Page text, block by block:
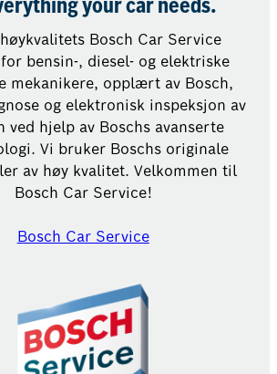
your car needs.
Bosch Car Service
bensin-, diesel- og elektriske
mekanikere, opplært av Bosch,
og elektronisk inspeksjon av
ved hjelp av Boschs avanserte
Vi bruker Boschs originale
av høy kvalitet. Velkommen til
Bosch Car Service!
Bosch Car Service